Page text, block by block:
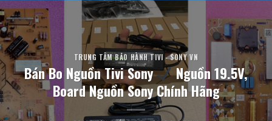
TRUNG TÂM BẢO HÀNH TIVI - SONY VN
Bán Bo Nguồn Tivi Sony
Nguồn 19.5V,
Board Nguồn Sony Chính Hãng